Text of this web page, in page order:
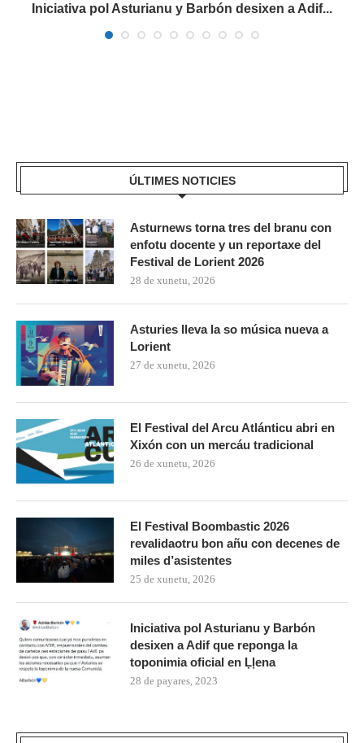
Iniciativa pol Asturianu y Barbón desixen a Adif...
ÚLTIMES NOTICIES
Asturnews torna tres del branu con
enfotu docente y un reportaxe del
Festival de Lorient 2026
28 de xunetu, 2026
Asturies lleva la so música nueva a
Lorient
27 de xunetu, 2026
El Festival del Arcu Atlánticu abri en
Xixón con un mercáu tradicional
26 de xunetu, 2026
El Festival Boombastic 2026
revalidaotru bon añu con decenes de
miles d’asistentes
25 de xunetu, 2026
Iniciativa pol Asturianu y Barbón
desixen a Adif que reponga la
toponimia oficial en Ḷḷena
28 de payares, 2023